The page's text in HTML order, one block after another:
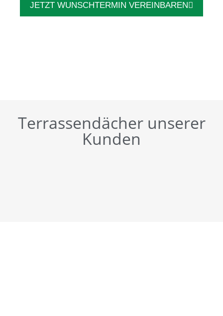
JETZT WUNSCHTERMIN VEREINBAREN
Terrassendächer unserer
Kunden